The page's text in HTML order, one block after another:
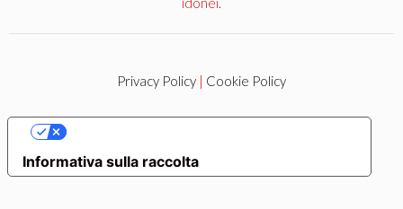
Privacy Policy Cookie Policy
Informativa sulla raccolta